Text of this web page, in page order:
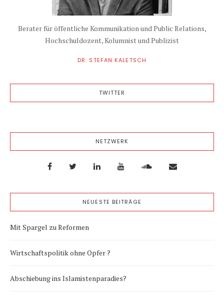
Berater für öffentliche Kommunikation und Public Relations,
Hochschuldozent, Kolumnist und Publizist
DR. STEFAN KALETSCH
TWITTER
NETZWERK
NEUESTE BEITRÄGE
Mit Spargel zu Reformen
Wirtschaftspolitik ohne Opfer ?
Abschiebung ins Islamistenparadies?